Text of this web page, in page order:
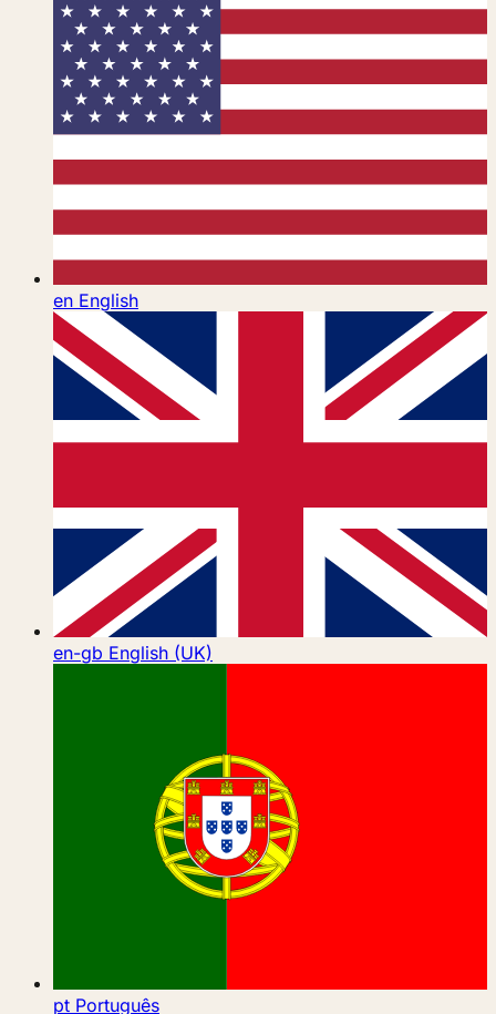
en English
en-gb English (UK)
pt Português